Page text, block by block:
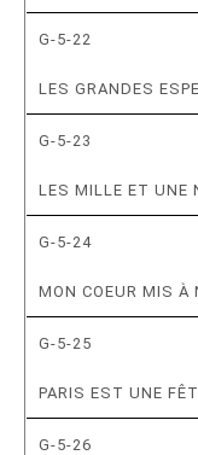
G-5-22
LES GRANDES
G-5-23
LES MILLE ET UNE
G-5-24
MON COEUR MIS
G-5-25
PARIS EST UNE
G-5-26